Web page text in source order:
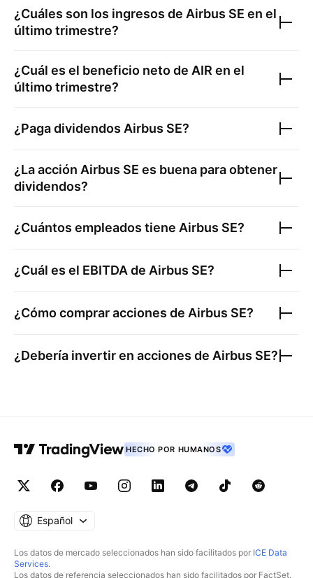
¿Cuáles son los ingresos de Airbus SE en el
último trimestre?
¿Cuál es el beneficio neto de AIR en el
último trimestre?
¿Paga dividendos Airbus SE?
¿La acción Airbus SE es buena para obtener
dividendos?
¿Cuántos empleados tiene Airbus SE?
¿Cuál es el EBITDA de Airbus SE?
¿Cómo comprar acciones de Airbus SE?
¿Debería invertir en acciones de Airbus SE?
HECHO POR HUMANOS
Español
Los datos de mercado seleccionados han sido facilitados por ICE Data
Services.
Los datos de referencia seleccionados han sido facilitados por FactSet.